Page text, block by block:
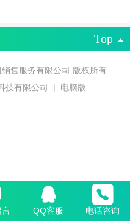
Top
售服务有限公司 版权所有
技有限公司 | 电脑版
言 QQ客服 电话咨询